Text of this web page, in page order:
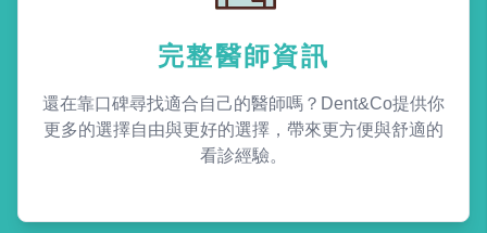
完整醫師資訊
還在靠口碑尋找適合自己的醫師嗎？Dent&Co提供你
更多的選擇自由與更好的選擇，帶來更方便與舒適的
看診經驗。